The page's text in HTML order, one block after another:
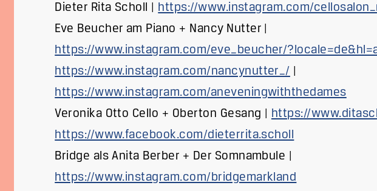
Dieter Rita Scholl |
https://www.instagram.com/
Eve Beucher am Piano + Nancy Nutter |
https://www.instagram.com/eve_beucher/
https://www.instagram.com/nancynutter_/
https://www.instagram.com/aneveningwiththedames
Veronika Otto Cello + Oberton Gesang |
https://
https://www.facebook.com/dieterrita.scholl
Bridge als Anita Berber + Der Somnambule |
https://www.instagram.com/bridgemarkland